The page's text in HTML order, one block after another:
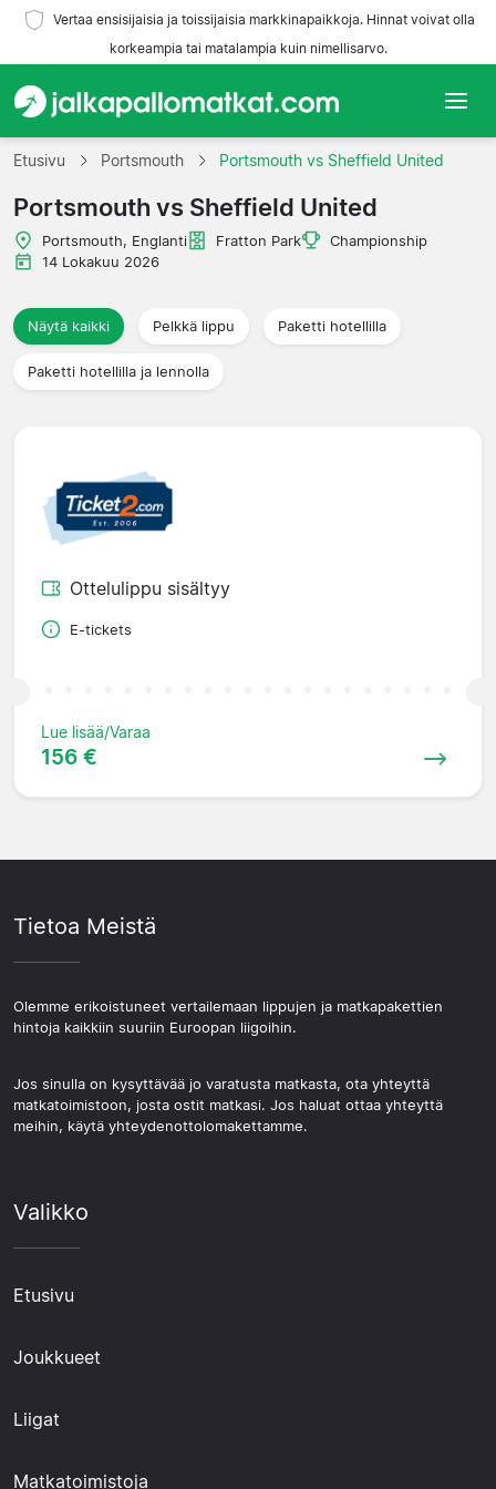
Vertaa ensisijaisia ja toissijaisia markkinapaikkoja. Hinnat voivat olla
korkeampia tai matalampia kuin nimellisarvo.
Etusivu
Joukkueet
Liigat
Matkatoimistoja
Etusivu Portsmouth Portsmouth vs Sheffield United
Portsmouth vs Sheffield United
Portsmouth, Englanti Fratton Park
Championship
14 Lokakuu 2026
Näytä kaikki Pelkkä lippu Paketti hotellilla
Paketti hotellilla ja lennolla
Ottelulippu sisältyy
E-tickets
Lue lisää/Varaa
156 €
Tietoa Meistä
Olemme erikoistuneet vertailemaan lippujen ja matkapakettien
hintoja kaikkiin suuriin Euroopan liigoihin.
Jos sinulla on kysyttävää jo varatusta matkasta, ota yhteyttä
matkatoimistoon, josta ostit matkasi. Jos haluat ottaa yhteyttä
meihin, käytä yhteydenottolomakettamme.
Valikko
Etusivu
Joukkueet
Liigat
Matkatoimistoja